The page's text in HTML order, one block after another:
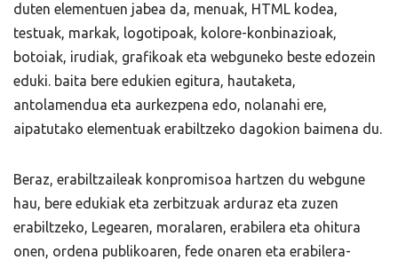
duten elementuen jabea da, menuak, HTML kodea,
testuak, markak, logotipoak, kolore-konbinazioak,
botoiak, irudiak, grafikoak eta webguneko beste edozein
eduki. baita bere edukien egitura, hautaketa,
antolamendua eta aurkezpena edo, nolanahi ere,
aipatutako elementuak erabiltzeko dagokion baimena du.
Beraz, erabiltzaileak konpromisoa hartzen du webgune
hau, bere edukiak eta zerbitzuak arduraz eta zuzen
erabiltzeko, Legearen, moralaren, erabilera eta ohitura
onen, ordena publikoaren, fede onaren eta erabilera-